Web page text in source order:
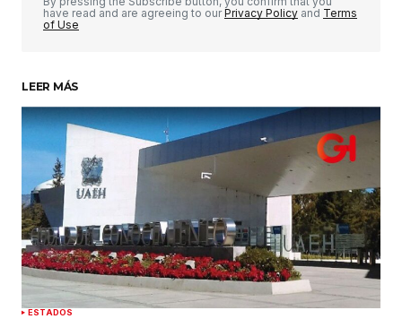
Su nombre*
Tu correo electrónico
Guardar mi nombre, correo electrónico y sitio
web en este navegador para la próxima vez que
haga un comentario.
Enviar comentario
have read and are agreeing to ourPrivacy Policy and Terms
of Use
LEER MÁS
ESTADOS